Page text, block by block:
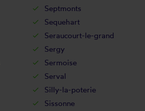
Septmonts
Sequehart
Seraucourt-le-grand
Sergy
Sermoise
Serval
Silly-la-poterie
Sissonne